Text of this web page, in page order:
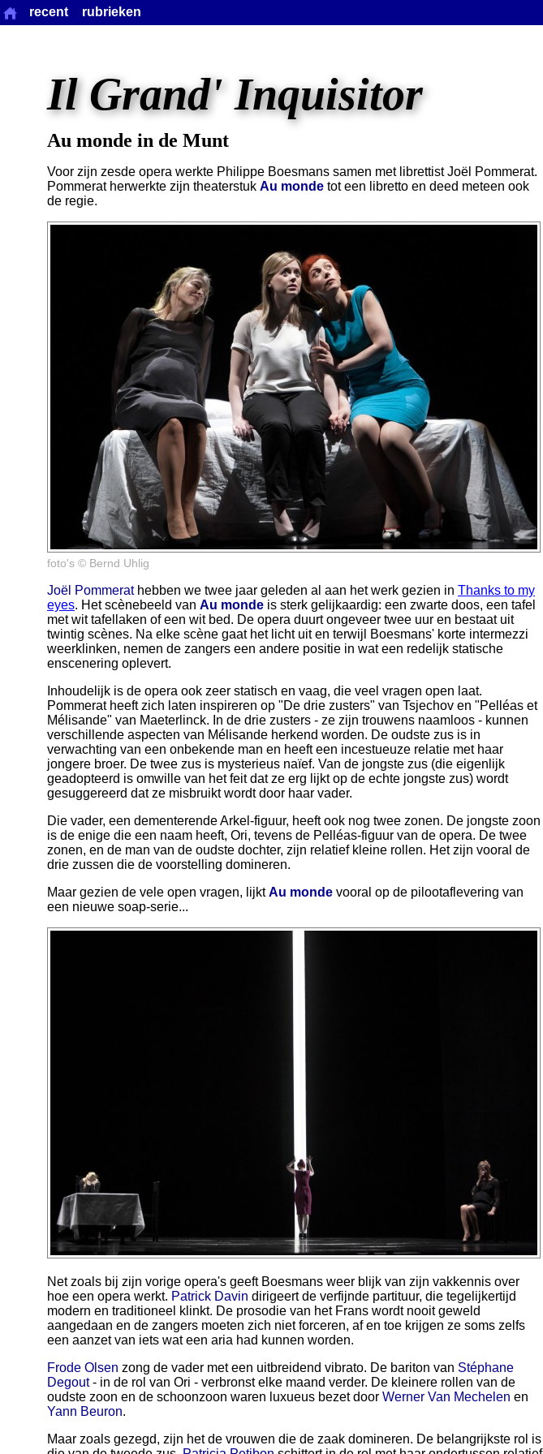
Il Grand' Inquisitor
Au monde in de Munt
Voor zijn zesde opera werkte Philippe Boesmans samen met librettist Joël Pommerat.
Pommerat herwerkte zijn theaterstuk Au monde tot een libretto en deed meteen ook
de regie.
foto's © Bernd Uhlig
Joël Pommerathebben we twee jaar geleden al aan het werk gezien in Thanks to my
eyes. Het scènebeeld van Au monde is sterk gelijkaardig: een zwarte doos, een tafel
met wit tafellaken of een wit bed. De opera duurt ongeveer twee uur en bestaat uit
twintig scènes. Na elke scène gaat het licht uit en terwijl Boesmans' korte intermezzi
weerklinken, nemen de zangers een andere positie in wat een redelijk statische
enscenering oplevert.
Inhoudelijk is de opera ook zeer statisch en vaag, die veel vragen open laat.
Pommerat heeft zich laten inspireren op "De drie zusters" van Tsjechov en "Pelléas et
Mélisande" van Maeterlinck. In de drie zusters - ze zijn trouwens naamloos - kunnen
verschillende aspecten van Mélisande herkend worden. De oudste zus is in
verwachting van een onbekende man en heeft een incestueuze relatie met haar
jongere broer. De twee zus is mysterieus naïef. Van de jongste zus (die eigenlijk
geadopteerd is omwille van het feit dat ze erg lijkt op de echte jongste zus) wordt
gesuggereerd dat ze misbruikt wordt door haar vader.
Die vader, een dementerende Arkel-figuur, heeft ook nog twee zonen. De jongste zoon
is de enige die een naam heeft, Ori, tevens de Pelléas-figuur van de opera. De twee
zonen, en de man van de oudste dochter, zijn relatief kleine rollen. Het zijn vooral de
drie zussen die de voorstelling domineren.
Maar gezien de vele open vragen, lijktAu monde vooral op de pilootaflevering van
een nieuwe soap-serie...
Net zoals bij zijn vorige opera's geeft Boesmans weer blijk van zijn vakkennis over
hoe een opera werkt. Patrick Davin dirigeert de verfijnde partituur, die tegelijkertijd
modern en traditioneel klinkt. De prosodie van het Frans wordt nooit geweld
aangedaan en de zangers moeten zich niet forceren, af en toe krijgen ze soms zelfs
een aanzet van iets wat een aria had kunnen worden.
Frode Olsen zong de vader met een uitbreidend vibrato. De bariton van Stéphane
Degout- in de rol van Ori - verbronst elke maand verder. De kleinere rollen van de
oudste zoon en de schoonzoon waren luxueus bezet door Werner Van Mechelen en
Yann Beuron.
Maar zoals gezegd, zijn het de vrouwen die de zaak domineren. De belangrijkste rol is
recent rubrieken